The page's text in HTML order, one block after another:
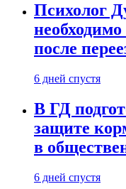
Психолог
после
6 дней спустя
В ГД
защите
в
6 дней спустя